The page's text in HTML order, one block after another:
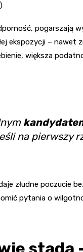
pogarszają
ekspozycji – nawet
większa
na pierwszy
złudne poczucie
pytania o